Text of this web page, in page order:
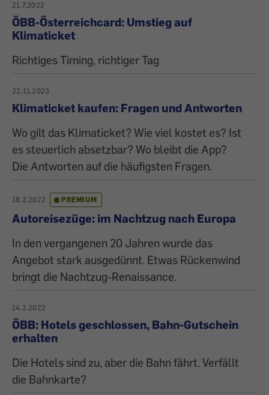
21.7.2022
ÖBB-Österreichcard: Umstieg auf
Klimaticket
Richtiges Timing, richtiger Tag
22.11.2023
Klimaticket kaufen: Fragen und Antworten
Wo gilt das Klimaticket? Wie viel kostet es? Ist
es steuerlich absetzbar? Wo bleibt die App?
Die Antworten auf die häufigsten Fragen.
18.2.2022 PREMIUM
Autoreisezüge: im Nachtzug nach Europa
In den vergangenen 20 Jahren wurde das
Angebot stark ausgedünnt. Etwas Rückenwind
bringt die Nachtzug-Renaissance.
14.2.2022
ÖBB: Hotels geschlossen, Bahn-Gutschein
erhalten
Die Hotels sind zu, aber die Bahn fährt. Verfällt
die Bahnkarte?